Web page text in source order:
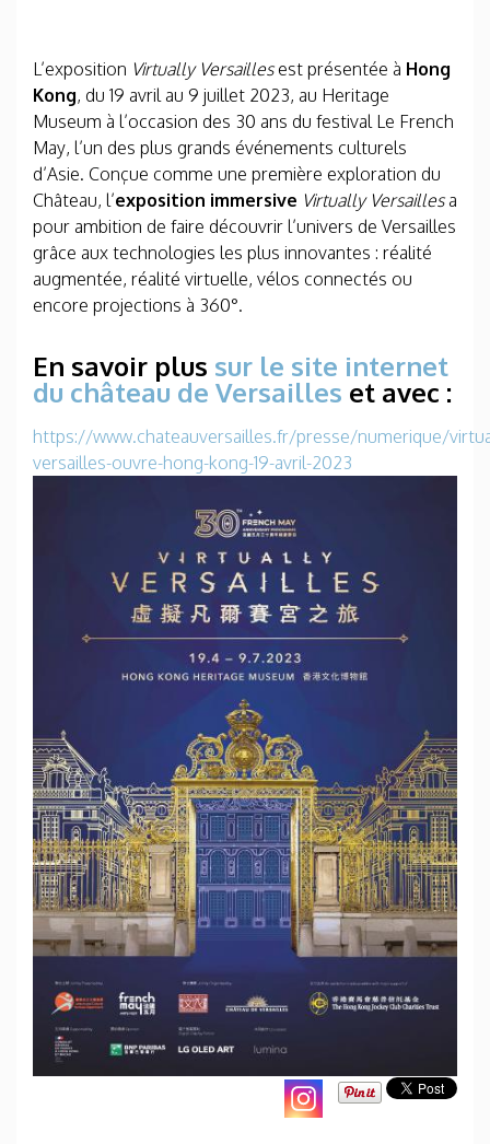
L’exposition Virtually Versaillesest présentée à Hong
Kong, du 19 avril au 9 juillet 2023, au Heritage
Museum à l’occasion des 30 ans du festival Le French
May, l’un des plus grands événements culturels
d’Asie. Conçue comme une première exploration du
Château, l’exposition immersive Virtually Versaillesa
pour ambition de faire découvrir l’univers de Versailles
grâce aux technologies les plus innovantes : réalité
augmentée, réalité virtuelle, vélos connectés ou
encore projections à 360°.
En savoir plus sur le site internet
du château de Versailles et avec :
https://www.chateauversailles.fr/presse/numerique/
versailles-ouvre-hong-kong-19-avril-2023